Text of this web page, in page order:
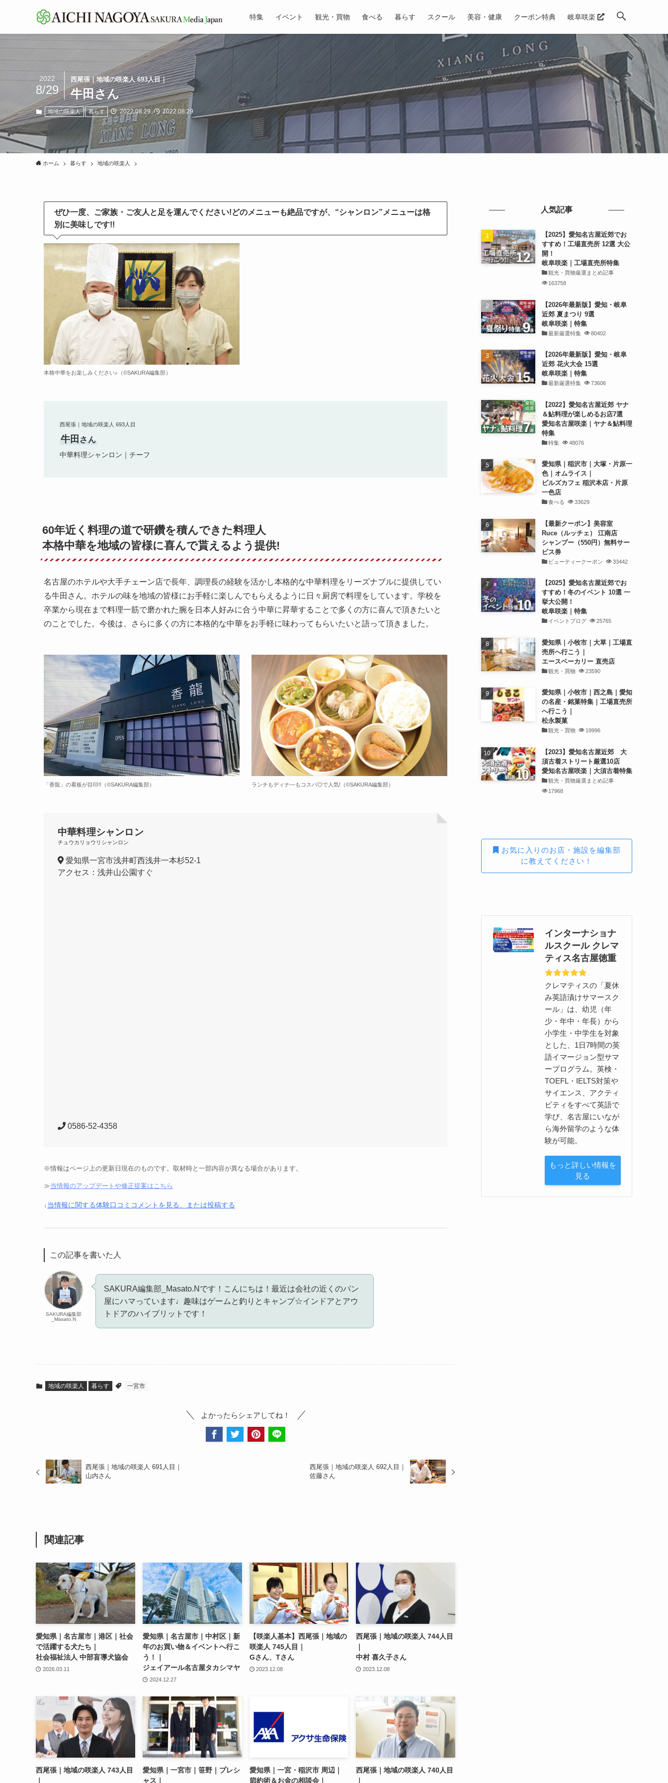
特集 イベント 観光・買物 食べる 暮らす スクール 美容・健康 クーポン特典 岐阜咲楽
西尾張｜地域の咲楽人 693人目｜
牛田さん
2022
8/29
地域の咲楽人 暮らす 2022.08.29 2022.08.29
ホーム 暮らす 地域の咲楽人
ぜひ一度、ご家族・ご友人と足を運んでください!どのメニューも絶品ですが、“シャンロン”メニューは格
別に美味しです!!
本格中華をお楽しみください♪（©️SAKURA編集部）
西尾張｜地域の咲楽人 693人目
牛田さん
中華料理シャンロン｜チーフ
60年近く料理の道で研鑽を積んできた料理人
本格中華を地域の皆様に喜んで貰えるよう提供!
名古屋のホテルや大手チェーン店で長年、調理長の経験を活かし本格的な中華料理をリーズナブルに提供してい
る牛田さん。ホテルの味を地域の皆様にお手軽に楽しんでもらえるように日々厨房で料理をしています。学校を
卒業から現在まで料理一筋で磨かれた腕を日本人好みに合う中華に昇華することで多くの方に喜んで頂きたいと
のことでした。今後は、さらに多くの方に本格的な中華をお手軽に味わってもらいたいと語って頂きました。
「香龍」の看板が目印!!（©️SAKURA編集部） ランチもディナ―もコスパ◎で人気!（©️SAKURA編集部）
中華料理シャンロン
チュウカリョウリシャンロン
愛知県一宮市浅井町西浅井一本杉52-1
アクセス：浅井山公園すぐ
0586-52-4358
※情報はページ上の更新日現在のものです。取材時と一部内容が異なる場合があります。
≫当情報のアップデートや修正提案はこちら
↓ 当情報に関する体験口コミコメントを見る、または投稿する
この記事を書いた人
SAKURA編集部
_Masato.N
SAKURA編集部_Masato.Nです！こんにちは！最近は会社の近くのパン
屋にハマっています♩趣味はゲームと釣りとキャンプ☆インドアとアウ
トドアのハイブリットです！
地域の咲楽人 暮らす 一宮市
よかったらシェアしてね！
西尾張｜地域の咲楽人 691人目｜
山内さん
西尾張｜地域の咲楽人 692人目｜
佐藤さん
関連記事
愛知県｜名古屋市｜港区｜社会
で活躍する犬たち｜
社会福祉法人 中部盲導犬協会
2026.03.11
愛知県｜名古屋市｜中村区｜新
年のお買い物＆イベントへ行こ
う！｜
ジェイアール名古屋タカシマヤ
2024.12.27
【咲楽人基本】 西尾張｜地域の
咲楽人 745人目｜
Gさん、Tさん
2023.12.08
西尾張｜地域の咲楽人 744人目
中村 喜久子さん
2023.12.08
西尾張｜地域の咲楽人 743人目
愛知県｜一宮市｜笹野｜プレシ
ャス｜
愛知県｜一宮・稲沢市 周辺｜
節約術＆お金の相談会｜
西尾張｜地域の咲楽人 740人目
人気記事
【2025】愛知名古屋近郊でお
すすめ！工場直売所 12選 大公
開！
岐阜咲楽｜工場直売所特集
観光・買物厳選まとめ記事
163758
【2026年最新版】愛知・岐阜
近郊 夏まつり 9選
岐阜咲楽｜特集
最新厳選特集 80402
【2026年最新版】愛知・岐阜
近郊 花火大会 15選
岐阜咲楽｜特集
最新厳選特集 73606
【2022】愛知名古屋近郊 ヤナ
＆鮎料理が楽しめるお店7選
愛知名古屋咲楽｜ヤナ＆鮎料理
特集
特集 48076
愛知県｜稲沢市｜大塚・片原一
色｜オムライス｜
ビルズカフェ 稲沢本店・片原
一色店
食べる 33629
【最新クーポン】美容室
Ruce（ルッチェ） 江南店
シャンプー（550円）無料サー
ビス券
ビューティークーポン 33442
【2025】愛知名古屋近郊でお
すすめ！冬のイベント 10選 一
挙大公開！
岐阜咲楽｜特集
イベントブログ 25765
愛知県｜小牧市｜大草｜工場直
売所へ行こう｜
エースベーカリー 直売店
観光・買物 23590
愛知県｜小牧市｜西之島｜愛知
の名産・銘菓特集｜工場直売所
へ行こう｜
松永製菓
観光・買物 19996
【2023】愛知名古屋近郊 大
須古着ストリート厳選10店
愛知名古屋咲楽｜大須古着特集
観光・買物厳選まとめ記事
17968
お気に入りのお店・施設を編集部
に教えてください！
インターナショナ
ルスクール クレマ
ティス名古屋徳重
クレマティスの「夏休
み英語漬けサマースク
ール」は、幼児（年
少・年中・年長）から
小学生・中学生を対象
とした、1日7時間の英
語イマージョン型サマ
ープログラム。英検・
TOEFL・IELTS対策や
サイエンス、アクティ
ビティをすべて英語で
学び、名古屋にいなが
ら海外留学のような体
験が可能。
もっと詳しい情報を
見る